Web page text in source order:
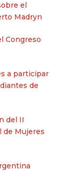
el
Madryn
Congreso
a participar
de
del II
de Mujeres